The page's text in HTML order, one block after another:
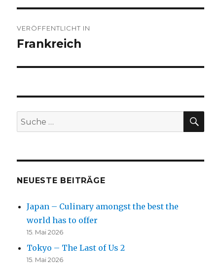
VERÖFFENTLICHT IN
Frankreich
Suche
nach:
NEUESTE BEITRÄGE
Japan – Culinary amongst the best the
world has to offer
15. Mai 2026
Tokyo – The Last of Us 2
15. Mai 2026